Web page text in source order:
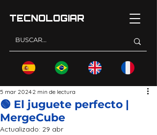
TECNOLOGIAR
🟢 El juguete perfecto |
MergeCube
5 mar 2024 2 min de lectura
Actualizado: 29 abr